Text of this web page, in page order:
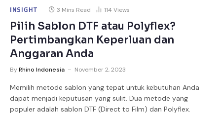
INSIGHT 3 Mins Read 114 Views
Pilih Sablon DTF atau Polyflex?
Pertimbangkan Keperluan dan
Anggaran Anda
ByRhino Indonesia November 2, 2023
Memilih metode sablon yang tepat untuk kebutuhan Anda
dapat menjadi keputusan yang sulit. Dua metode yang
populer adalah sablon DTF (Direct to Film) dan Polyflex.